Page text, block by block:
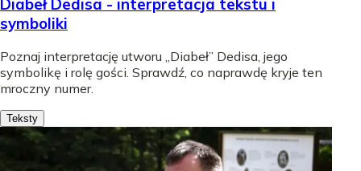
Diabeł Dedisa - interpretacja tekstu i
symboliki
Poznaj interpretację utworu „Diabeł” Dedisa, jego
symbolikę i rolę gości. Sprawdź, co naprawdę kryje ten
mroczny numer.
Teksty